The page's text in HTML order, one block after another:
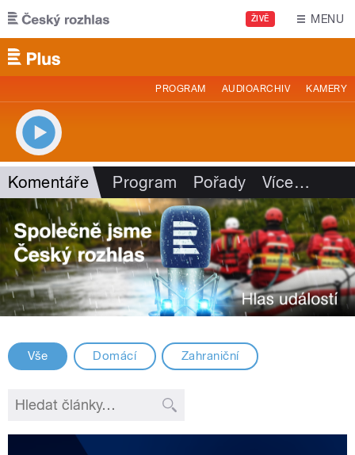
Přejít k hlavnímu obsahu
ŽIVĚ MENU
PROGRAM AUDIOARCHIV KAMERY
Komentáře Program Pořady Více…
Vše Domácí Zahraniční